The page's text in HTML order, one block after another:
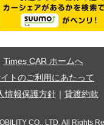
Times CAR ホームへ
トのご利用にあたって
情報保護方針
貸渡約款
CO., LTD. All Rights